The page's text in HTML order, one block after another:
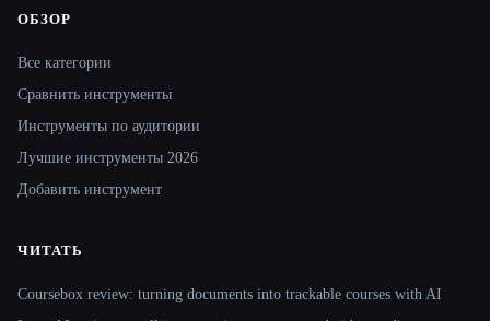
Site navigation
ОБЗОР
Все категории
Сравнить инструменты
Инструменты по аудитории
Лучшие инструменты 2026
Добавить инструмент
ЧИТАТЬ
Coursebox review: turning documents into trackable courses with AI